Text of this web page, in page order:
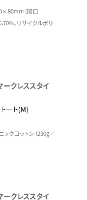
（間口
、リサイクルポリ
ークレススタイ
ート(M)
クコットン（230g／
ークレススタイ